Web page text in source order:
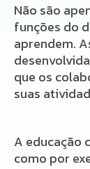
Não são
funções do
aprendem.
que os
suas
A educação
como por